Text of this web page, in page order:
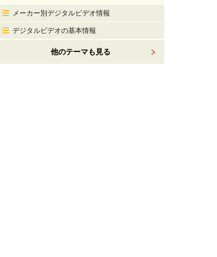
メーカー別デジタルビデオ情報
デジタルビデオの基本情報
他のテーマも見る